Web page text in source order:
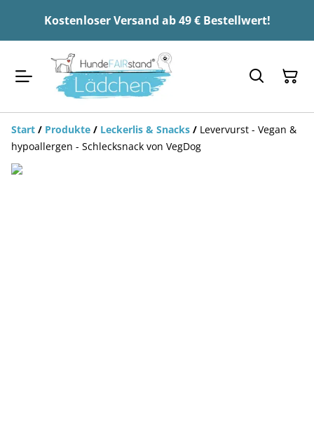
Kostenloser Versand ab 49 € Bestellwert!
Start / Produkte / Leckerlis & Snacks / Levervurst - Vegan &
hypoallergen - Schlecksnack von VegDog